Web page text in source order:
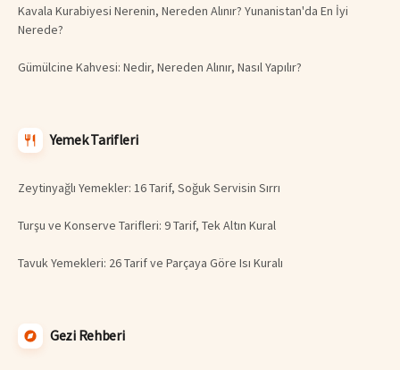
Kavala Kurabiyesi Nerenin, Nereden Alınır? Yunanistan'da En İyi
Nerede?
Gümülcine Kahvesi: Nedir, Nereden Alınır, Nasıl Yapılır?
Yemek Tarifleri
Zeytinyağlı Yemekler: 16 Tarif, Soğuk Servisin Sırrı
Turşu ve Konserve Tarifleri: 9 Tarif, Tek Altın Kural
Tavuk Yemekleri: 26 Tarif ve Parçaya Göre Isı Kuralı
Gezi Rehberi